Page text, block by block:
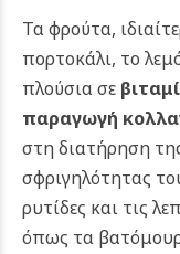
Τα φρούτα,
πορτοκάλι, το
πλούσια σε
παραγωγή
στη διατήρηση
σφριγηλότητας
ρυτίδες και τις
όπως τα